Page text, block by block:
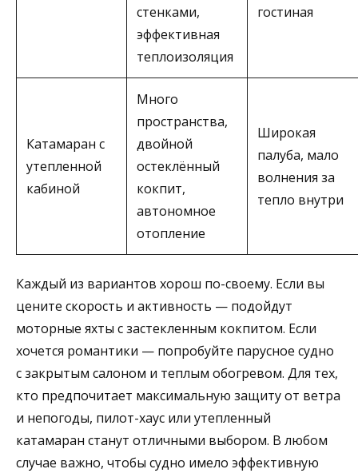
стенками,
эффективная
теплоизоляция
гостиная
Катамаран с
утепленной
кабиной
Много
пространства,
двойной
остеклённый
кокпит,
автономное
отопление
Широкая
палуба, мало
волнения за
тепло внутри
Каждый из вариантов хорош по-своему. Если вы
цените скорость и активность — подойдут
моторные яхты с застекленным кокпитом. Если
хочется романтики — попробуйте парусное судно
с закрытым салоном и теплым обогревом. Для тех,
кто предпочитает максимальную защиту от ветра
и непогоды, пилот-хаус или утепленный
катамаран станут отличными выбором. В любом
случае важно, чтобы судно имело эффективную